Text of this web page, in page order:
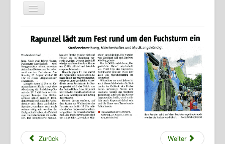
Navigation
an/aus
Zurück Weiter